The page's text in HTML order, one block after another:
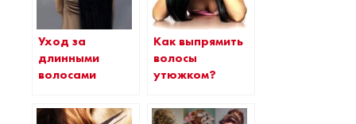
Уход за
длинными
волосами
Как выпрямить
волосы
утюжком?